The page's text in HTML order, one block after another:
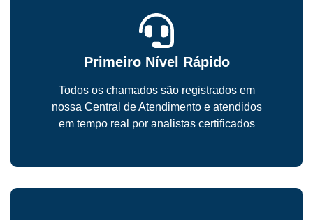
Primeiro Nível Rápido
Todos os chamados são registrados em
nossa Central de Atendimento e atendidos
em tempo real por analistas certificados